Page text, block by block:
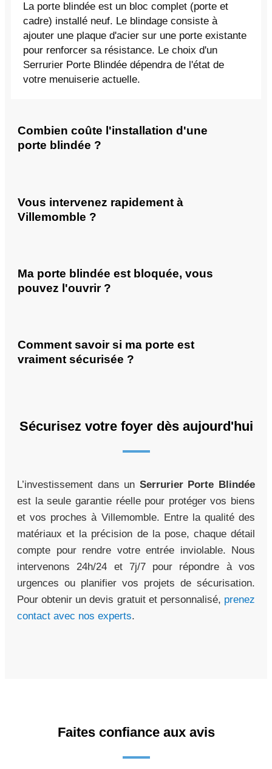
La porte blindée est un bloc complet (porte et
cadre) installé neuf. Le blindage consiste à
ajouter une plaque d'acier sur une porte existante
pour renforcer sa résistance. Le choix d'un
Serrurier Porte Blindée dépendra de l'état de
votre menuiserie actuelle.
Combien coûte l'installation d'une
porte blindée ?
Vous intervenez rapidement à
Villemomble ?
Ma porte blindée est bloquée, vous
pouvez l'ouvrir ?
Comment savoir si ma porte est
vraiment sécurisée ?
Sécurisez votre foyer dès aujourd'hui
L’investissement dans un Serrurier Porte Blindée
est la seule garantie réelle pour protéger vos biens
et vos proches à Villemomble. Entre la qualité des
matériaux et la précision de la pose, chaque détail
compte pour rendre votre entrée inviolable. Nous
intervenons 24h/24 et 7j/7 pour répondre à vos
urgences ou planifier vos projets de sécurisation.
Pour obtenir un devis gratuit et personnalisé, prenez
contact avec nos experts.
Faites confiance aux avis